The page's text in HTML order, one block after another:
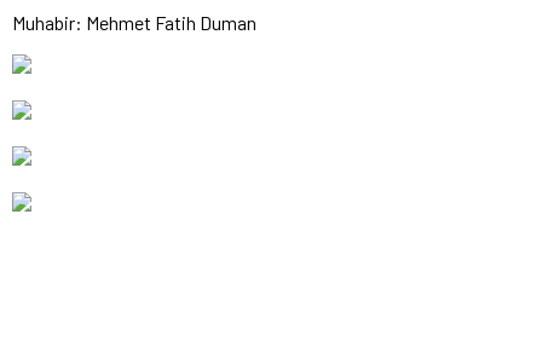
Muhabir: Mehmet Fatih Duman